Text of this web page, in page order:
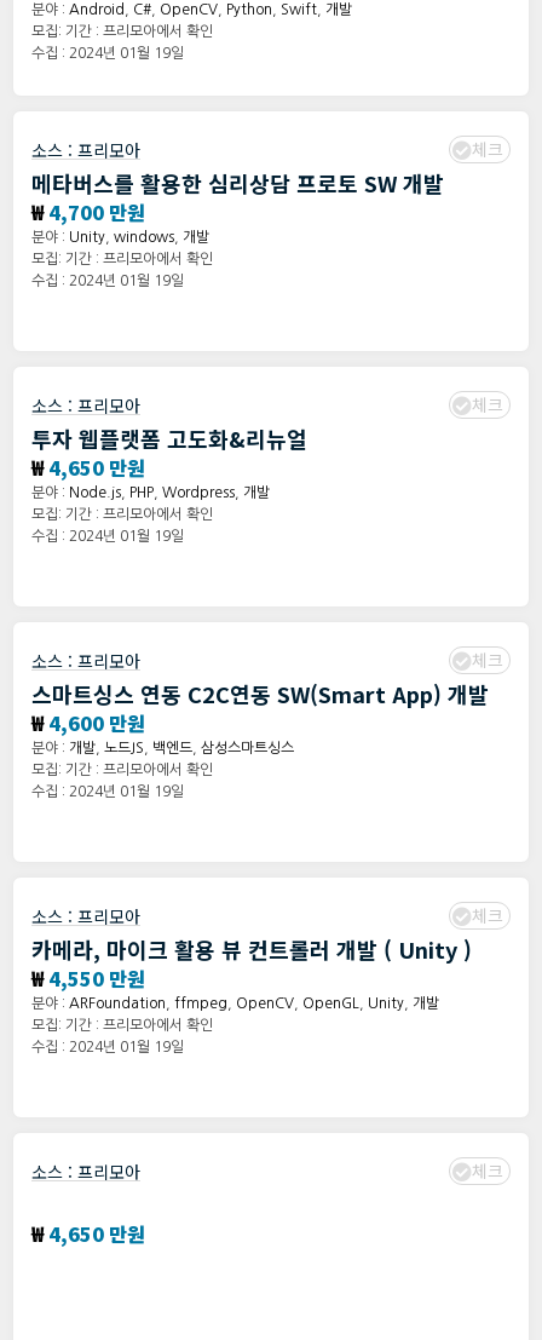
분야 : Android C# OpenCV Python Swift
개발
모집: 기간 : 프리모아에서 확인
수집 : 2024년 01월 19일
소스 : 프리모아 체크
메타버스를 활용한 심리상담 프로토 SW 개발
₩4,700 만원
분야 : Unity windows
개발
모집: 기간 : 프리모아에서 확인
수집 : 2024년 01월 19일
소스 : 프리모아 체크
투자 웹플랫폼 고도화&리뉴얼
₩4,650 만원
분야 : Node.js PHP Wordpress
개발
모집: 기간 : 프리모아에서 확인
수집 : 2024년 01월 19일
소스 : 프리모아 체크
스마트싱스 연동 C2C연동 SW(Smart App) 개발
₩4,600 만원
분야 : 개발 노드JS 백엔드 삼성스마트싱스
모집: 기간 : 프리모아에서 확인
수집 : 2024년 01월 19일
소스 : 프리모아 체크
카메라, 마이크 활용 뷰 컨트롤러 개발 ( Unity )
₩4,550 만원
분야 : ARFoundation ffmpeg OpenCV OpenGL Unity
개발
모집: 기간 : 프리모아에서 확인
수집 : 2024년 01월 19일
소스 : 프리모아 체크
₩4,650 만원